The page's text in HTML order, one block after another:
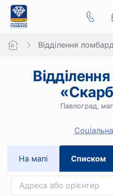
Відділення
Павлоград,
На мапi Списком